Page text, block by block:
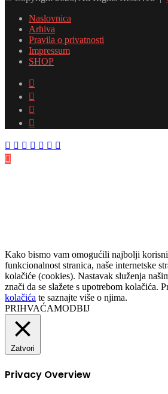
adresu
Naslovnica
Arhiva
Pravila o privatnosti
Impressum
SHOP
Facebook
Twitter
Messenger
Messenger
WhatsApp
Telegram
Back
to
Kako bismo vam omogućili najbolji
funkcionalnost stranica, naše internetske
kolačiće (cookies). Nastavak služenja
znači da se slažete s upotrebom kolačića.
kolačića te saznajte više o njima.
PRIHVAĆAMODBIJ
Zatvori
Privacy Overview